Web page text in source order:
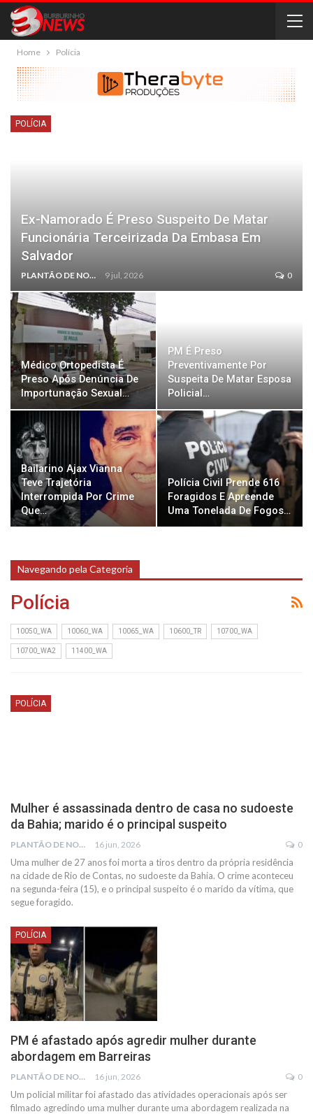
Home Polícia
POLÍCIA
Ex-Namorado É Preso Suspeito De Matar
Funcionária Terceirizada Da Embasa Em
Salvador
PLANTÃO DE NOTÍCIAS 9 jul, 2026 0
Médico Ortopedista É
Preso Após Denúncia De
Importunação Sexual…
PM É Preso
Preventivamente Por
Suspeita De Matar Esposa
Policial…
Bailarino Ajax Vianna
Teve Trajetória
Interrompida Por Crime
Que…
Polícia Civil Prende 616
Foragidos E Apreende
Uma Tonelada De Fogos…
Navegando pela Categoria
Polícia
10050_WA 10060_WA 10065_WA 10600_TR 10700_WA
10700_WA2 11400_WA
POLÍCIA
Mulher é assassinada dentro de casa no sudoeste
da Bahia; marido é o principal suspeito
PLANTÃO DE NOTÍCIAS 16 jun, 2026 0
Uma mulher de 27 anos foi morta a tiros dentro da própria residência
na cidade de Rio de Contas, no sudoeste da Bahia. O crime aconteceu
na segunda-feira (15), e o principal suspeito é o marido da vítima, que
segue foragido.
POLÍCIA
PM é afastado após agredir mulher durante
abordagem em Barreiras
PLANTÃO DE NOTÍCIAS 16 jun, 2026 0
Um policial militar foi afastado das atividades operacionais após ser
filmado agredindo uma mulher durante uma abordagem realizada na